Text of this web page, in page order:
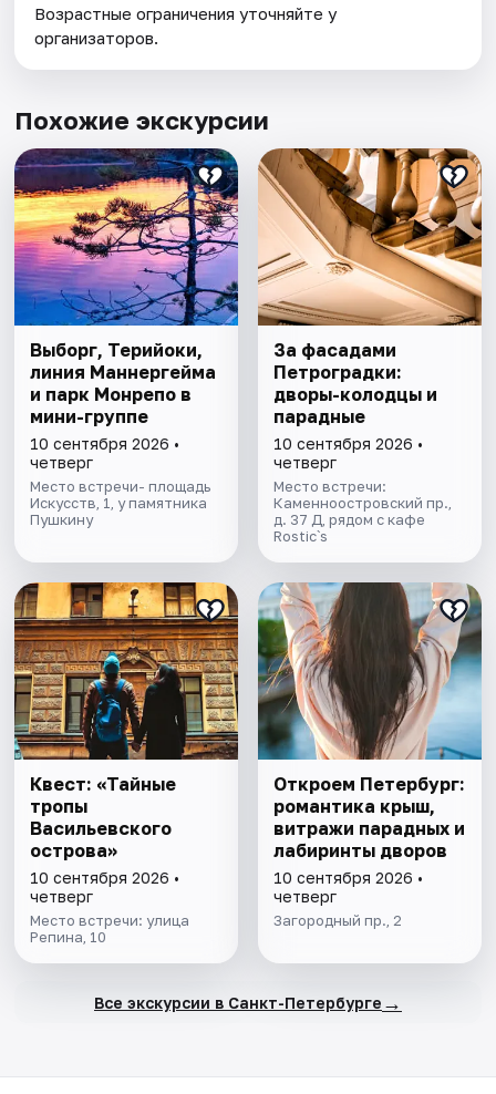
Возрастные ограничения уточняйте у
организаторов.
Похожие экскурсии
Выборг, Терийоки,
линия Маннергейма
и парк Монрепо в
мини-группе
10 сентября 2026 •
четверг
Место встречи- площадь
Искусств, 1, у памятника
Пушкину
За фасадами
Петроградки:
дворы-колодцы и
парадные
10 сентября 2026 •
четверг
Место встречи:
Каменноостровский пр.,
д. 37 Д, рядом с кафе
Rostic`s
Квест: «Тайные
тропы
Васильевского
острова»
10 сентября 2026 •
четверг
Место встречи: улица
Репина, 10
Откроем Петербург:
романтика крыш,
витражи парадных и
лабиринты дворов
10 сентября 2026 •
четверг
Загородный пр., 2
Все экскурсии в Санкт-Петербурге →